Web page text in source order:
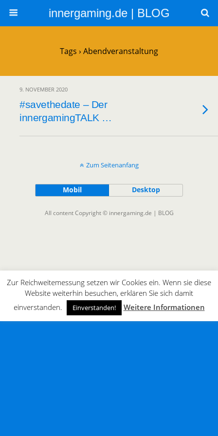
innergaming.de | BLOG
Tags › Abendveranstaltung
9. NOVEMBER 2020
#savethedate – Der
innergamingTALK …
Zum Seitenanfang
Mobil Desktop
All content Copyright © innergaming.de | BLOG
Zur Reichweitemessung setzen wir Cookies ein. Wenn sie diese
Website weiterhin besuchen, erklären Sie sich damit
einverstanden.
Einverstanden! Weitere Informationen